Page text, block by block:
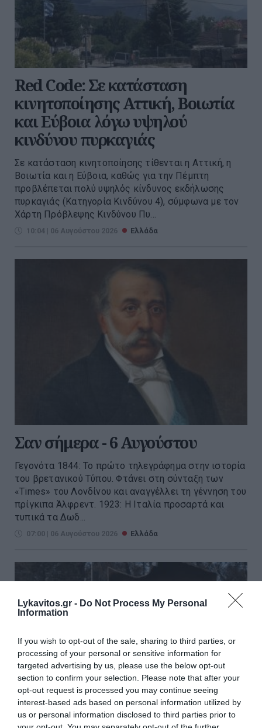
Lykavitos.gr - Do Not Process My Personal
Information
If you wish to opt-out of the sale, sharing to third parties, or
processing of your personal or sensitive information for
targeted advertising by us, please use the below opt-out
section to confirm your selection. Please note that after your
opt-out request is processed you may continue seeing
interest-based ads based on personal information utilized by
us or personal information disclosed to third parties prior to
Red Code: Σε κατάσταση
κινητοποίησης Αττική, Βοιωτία
και Εύβοια λόγω υψηλού
κινδύνου πυρκαγιάς
Σε κατάσταση κινητοποίησης τίθενται η Αττική, η
Βοιωτία και η Εύβοια, καθώς για την Πέμπτη
προβλέπεται πολύ υψηλός κίνδυνος εκδήλωσης
πυρκαγιάς (Κατηγορία Κινδύνου 4), σύμφωνα με τον
Χάρτη Πρόβλεψης Κινδύνου Πυ...
10:04 | 06 Αυγούστου 2026 Ελλάδα
Σαν σήμερα - 6 Αυγούστου
Γεγονότα 1844: Το πρώτο τηλεγράφημα στην ιστορία
του βρετανικού Τύπου. Φτάνει στη σύνταξη των
«Times» του Λονδίνου και αναγγέλλει τη γέννηση του
πρίγκιπα Άλφρεντ. 1923: Η Ιταλία προσαρτά και
τυπικά τα Δωδ...
07:00 | 06 Αυγούστου 2026 Ελλάδα